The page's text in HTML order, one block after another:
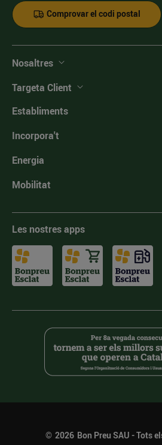
Comprovar el codi postal
Nosaltres
Targeta Client
Establiments
Incorpora't
Energia
Mobilitat
Les nostres apps
© 2026 Bon Preu SAU - Tots